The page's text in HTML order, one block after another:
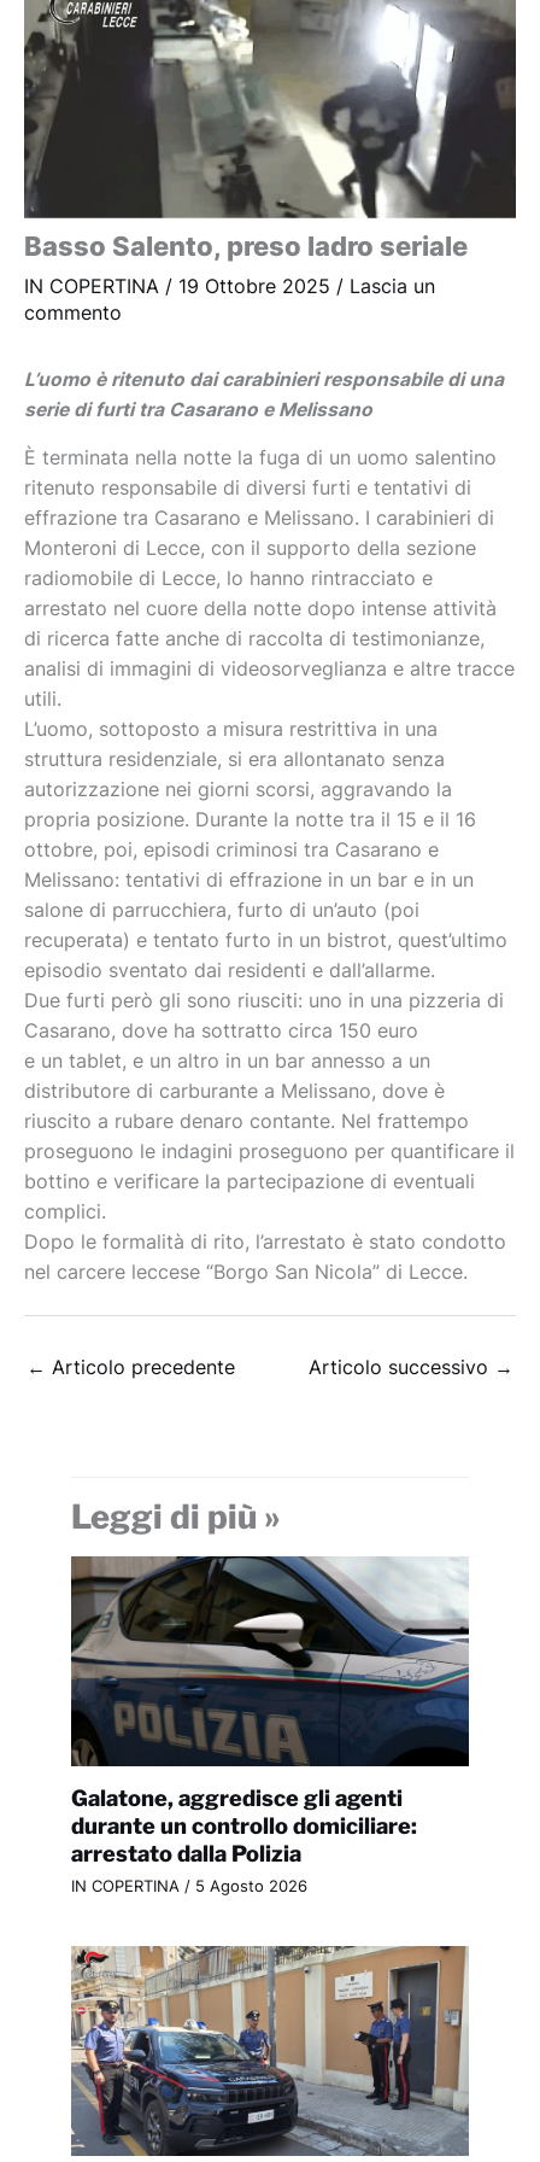
Basso Salento, preso ladro seriale
IN COPERTINA / 19 Ottobre 2025 / Lascia un
commento
L’uomo è ritenuto dai carabinieri responsabile di una
serie di furti tra Casarano e Melissano
È terminata nella notte la fuga di un uomo salentino
ritenuto responsabile di diversi furti e tentativi di
effrazione tra Casarano e Melissano. I carabinieri di
Monteroni di Lecce, con il supporto della sezione
radiomobile di Lecce, lo hanno rintracciato e
arrestato nel cuore della notte dopo intense attività
di ricerca fatte anche di raccolta di testimonianze,
analisi di immagini di videosorveglianza e altre tracce
utili.
L’uomo, sottoposto a misura restrittiva in una
struttura residenziale, si era allontanato senza
autorizzazione nei giorni scorsi, aggravando la
propria posizione. Durante la notte tra il 15 e il 16
ottobre, poi, episodi criminosi tra Casarano e
Melissano: tentativi di effrazione in un bar e in un
salone di parrucchiera, furto di un’auto (poi
recuperata) e tentato furto in un bistrot, quest’ultimo
episodio sventato dai residenti e dall’allarme.
Due furti però gli sono riusciti: uno in una pizzeria di
Casarano, dove ha sottratto circa 150 euro
e un tablet, e un altro in un bar annesso a un
distributore di carburante a Melissano, dove è
riuscito a rubare denaro contante. Nel frattempo
proseguono le indagini proseguono per quantificare il
bottino e verificare la partecipazione di eventuali
complici.
Dopo le formalità di rito, l’arrestato è stato condotto
nel carcere leccese “Borgo San Nicola” di Lecce.
← Articolo precedente Articolo successivo →
Leggi di più »
Galatone, aggredisce gli agenti
durante un controllo domiciliare:
arrestato dalla Polizia
IN COPERTINA / 5 Agosto 2026